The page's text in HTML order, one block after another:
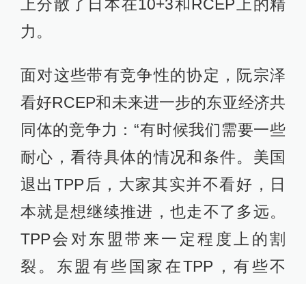
上分散了日本在10+3和RCEP上的精
力。
面对这些带有竞争性的协定，阮宗泽
看好RCEP和未来进一步的东亚经济共
同体的竞争力：“有时候我们需要一些
耐心，看待具体的情况和条件。美国
退出TPP后，大家其实并不看好，日
本就是想继续推进，也走不了多远。
TPP会对东盟带来一定程度上的割
裂。东盟有些国家在TPP，有些不